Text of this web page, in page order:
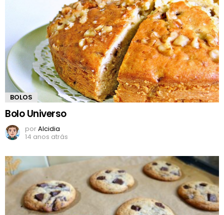
BOLOS
Bolo Universo
porAlcidia
14 anos atrás